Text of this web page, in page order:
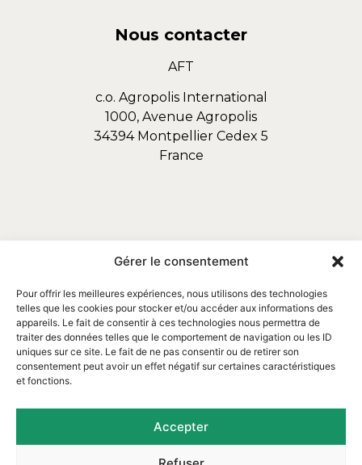
Gérer le consentement
Pour offrir les meilleures expériences, nous utilisons des technologies
telles que les cookies pour stocker et/ou accéder aux informations des
appareils. Le fait de consentir à ces technologies nous permettra de
traiter des données telles que le comportement de navigation ou les ID
uniques sur ce site. Le fait de ne pas consentir ou de retirer son
consentement peut avoir un effet négatif sur certaines caractéristiques
et fonctions.
Accepter
Email : contact@assofortrop.fr​
Nous contacter
AFT
c.o. Agropolis International
1000, Avenue Agropolis
34394 Montpellier Cedex 5
France